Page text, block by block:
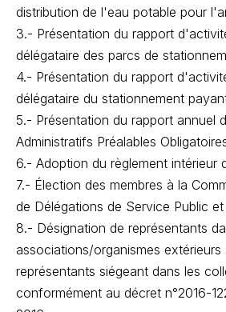
distribution de l'eau potable pour
3.- Présentation du rapport
délégataire des parcs de
4.- Présentation du rapport
délégataire du stationnement
5.- Présentation du rapport annuel
Administratifs Préalables
6.- Adoption du règlement intérieur
7.- Élection des membres à la
de Délégations de Service Public
8.- Désignation de représentants
associations/organismes
représentants siégeant dans les
conformément au décret n°2016-